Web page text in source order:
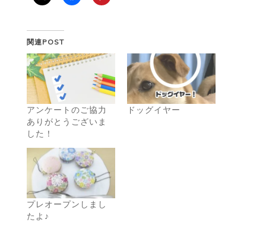
関連POST
アンケートのご協力
ありがとうございま
した！
ドッグイヤー
プレオープンしまし
たよ♪